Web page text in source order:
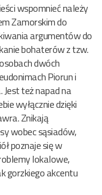
wspomnieć należy
Zamorskim do
argumentów do
bohaterów z tzw.
dwóch
Piorun i
Jest też napad na
wyłącznie dzięki
Znikają
wobec sąsiadów,
poznaje się w
lokalowe,
gorzkiego akcentu